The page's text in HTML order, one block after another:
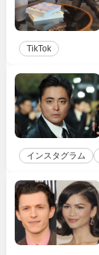
TikTok
インスタグラム